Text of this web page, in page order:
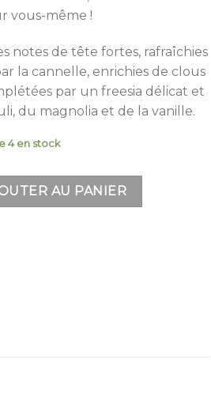
vous-même !
notes de tête fortes, rafraîchies
la cannelle, enrichies de clous
par un freesia délicat et
du magnolia et de la vanille.
4 en stock
Soins des Mains
AU PANIER